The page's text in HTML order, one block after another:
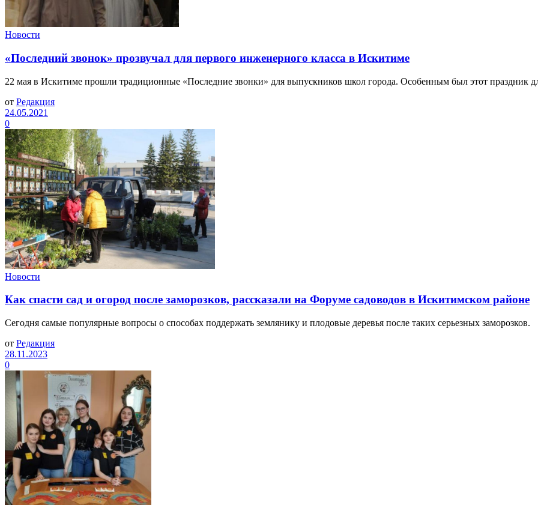
Новости
«Последний звонок» прозвучал для первого инженерного класса в Искитиме
22 мая в Искитиме прошли традиционные «Последние звонки» для выпускников школ города. Особенным был этот праздник
от Редакция
24.05.2021
0
Новости
Как спасти сад и огород после заморозков, рассказали на Форуме садоводов в Искитимском районе
Сегодня самые популярные вопросы о способах поддержать землянику и плодовые деревья после таких серьезных заморозков.
от Редакция
28.11.2023
0